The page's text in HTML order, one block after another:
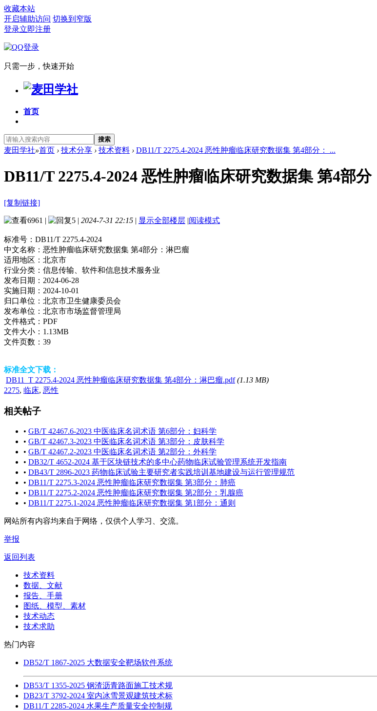
收藏本站
开启辅助访问 切换到窄版
登录立即注册
只需一步，快速开始
首页
搜索
麦田学社»首页 › 技术分享 › 技术资料 › DB11/T 2275.4-2024 恶性肿瘤临床研究数据集 第4部分： ...
DB11/T 2275.4-2024 恶性肿瘤临床研究数据集 第4部
[复制链接]
6961 | 5 | 2024-7-31 22:15 | 显示全部楼层 |阅读模式
标准号： DB11/T 2275.4-2024
中文名称： 恶性肿瘤临床研究数据集 第4部分：淋巴瘤
适用地区： 北京市
行业分类： 信息传输、软件和信息技术服务业
发布日期： 2024-06-28
实施日期： 2024-10-01
归口单位： 北京市卫生健康委员会
发布单位： 北京市市场监督管理局
文件格式： PDF
文件大小： 1.13MB
文件页数： 39
标准全文下载：
DB11_T 2275.4-2024 恶性肿瘤临床研究数据集 第4部分：淋巴瘤.pdf (1.13 MB)
2275, 临床, 恶性
相关帖子
• GB/T 42467.6-2023 中医临床名词术语 第6部分：妇科学
• GB/T 42467.3-2023 中医临床名词术语 第3部分：皮肤科学
• GB/T 42467.2-2023 中医临床名词术语 第2部分：外科学
• DB32/T 4652-2024 基于区块链技术的多中心药物临床试验管理系统开发指南
• DB43/T 2896-2023 药物临床试验主要研究者实践培训基地建设与运行管理规范
• DB11/T 2275.3-2024 恶性肿瘤临床研究数据集 第3部分：肺癌
• DB11/T 2275.2-2024 恶性肿瘤临床研究数据集 第2部分：乳腺癌
• DB11/T 2275.1-2024 恶性肿瘤临床研究数据集 第1部分：通则
网站所有内容均来自于网络，仅供个人学习、交流。
举报
返回列表
技术资料
数据、文献
报告、手册
图纸、模型、素材
技术动态
技术求助
热门内容
DB52/T 1867-2025 大数据安全靶场软件系统
DB53/T 1355-2025 钢渣沥青路面施工技术规
DB23/T 3792-2024 室内冰雪景观建筑技术标
DB11/T 2285-2024 水果生产质量安全控制规